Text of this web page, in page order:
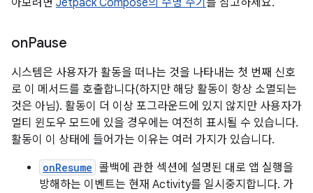
onPause
시스템은 사용자가 활동을 떠나는 것을 나타내는 첫 번째 신호
로 이 메서드를 호출합니다(하지만 해당 활동이 항상 소멸되는
것은 아님). 활동이 더 이상 포그라운드에 있지 않지만 사용자가
멀티 윈도우 모드에 있을 경우에는 여전히 표시될 수 있습니다.
활동이 이 상태에 들어가는 이유는 여러 가지가 있습니다.
onResume 콜백에 관한 섹션에 설명된 대로 앱 실행을
방해하는 이벤트는 현재 Activity를 일시중지합니다. 가